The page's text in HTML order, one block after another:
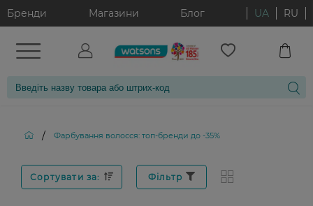
Бренди Магазини Блог UA RU
/ Фарбування волосся: топ-бренди до -35%
Сортувати за: Фільтр